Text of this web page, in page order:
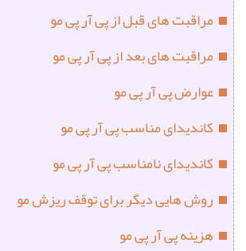
مراقبت های قبل از پی آر پی مو
مراقبت های بعد از پی آر پی مو
عوارض پی آر پی مو
کاندیدای مناسب پی آر پی مو
کاندیدای نامناسب پی آر پی مو
روش هایی دیگر برای توقف ریزش مو
هزینه پی آر پی مو